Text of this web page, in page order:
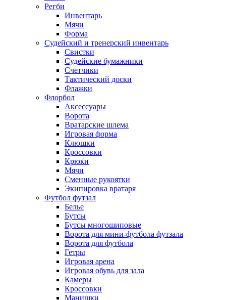
Регби
Инвентарь
Мячи
Форма
Судейский и тренерский инвентарь
Свистки
Судейские бумажники
Счетчики
Тактический доски
Флажки
Флорбол
Аксессуары
Ворота
Вратарские шлема
Игровая форма
Клюшки
Кроссовки
Крюки
Мячи
Сменные рукоятки
Экипировка вратаря
Футбол футзал
Белье
Бутсы
Бутсы многошиповые
Ворота для мини-футбола футзала
Ворота для футбола
Гетры
Игровая арена
Игровая обувь для зала
Камеры
Кроссовки
Манишки